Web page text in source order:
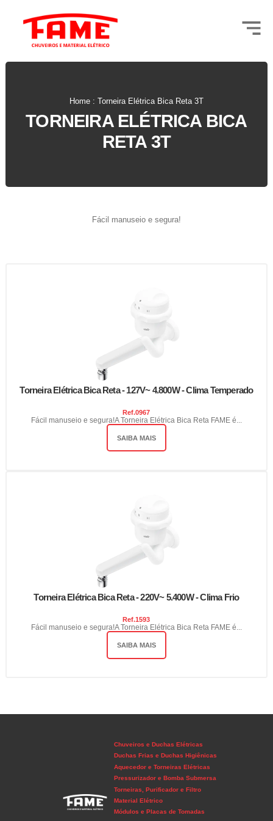
Home : Torneira Elétrica Bica Reta 3T
TORNEIRA ELÉTRICA BICA
RETA 3T
Fácil manuseio e segura!
Torneira Elétrica Bica Reta - 127V~ 4.800W - Clima Temperado
Ref.0967
Fácil manuseio e segura!A Torneira Elétrica Bica Reta FAME é...
SAIBA MAIS
Torneira Elétrica Bica Reta - 220V~ 5.400W - Clima Frio
Ref.1593
Fácil manuseio e segura!A Torneira Elétrica Bica Reta FAME é...
SAIBA MAIS
Chuveiros e Duchas Elétricas
Duchas Frias e Duchas Higiênicas
Aquecedor e Torneiras Elétricas
Pressurizador e Bomba Submersa
Torneiras, Purificador e Filtro
Material Elétrico
Módulos e Placas de Tomadas